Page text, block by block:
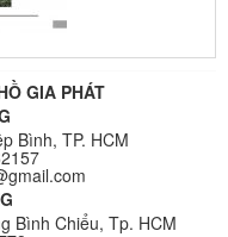
GIA PHÁT
Bình, TP. HCM
Bình Chiểu, Tp. HCM